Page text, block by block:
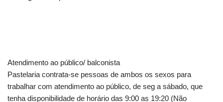
Atendimento ao público/ balconista
Pastelaria contrata-se pessoas de ambos os sexos para
trabalhar com atendimento ao público, de seg a sábado, que
tenha disponibilidade de horário das 9:00 as 19:20 (Não